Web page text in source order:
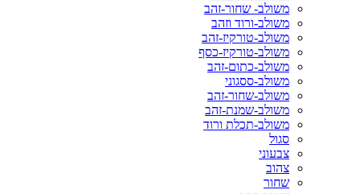
משולב- שחור-זהב
משולב-ורוד וזהב
משולב-טורקיז-זהב
משולב-טורקיז-כסף
משולב-כתום-זהב
משולב-ססגוני
משולב-שחור-זהב
משולב-שמנת-זהב
משולב-תכלת ורוד
סגול
צבעוני
צהוב
שחור